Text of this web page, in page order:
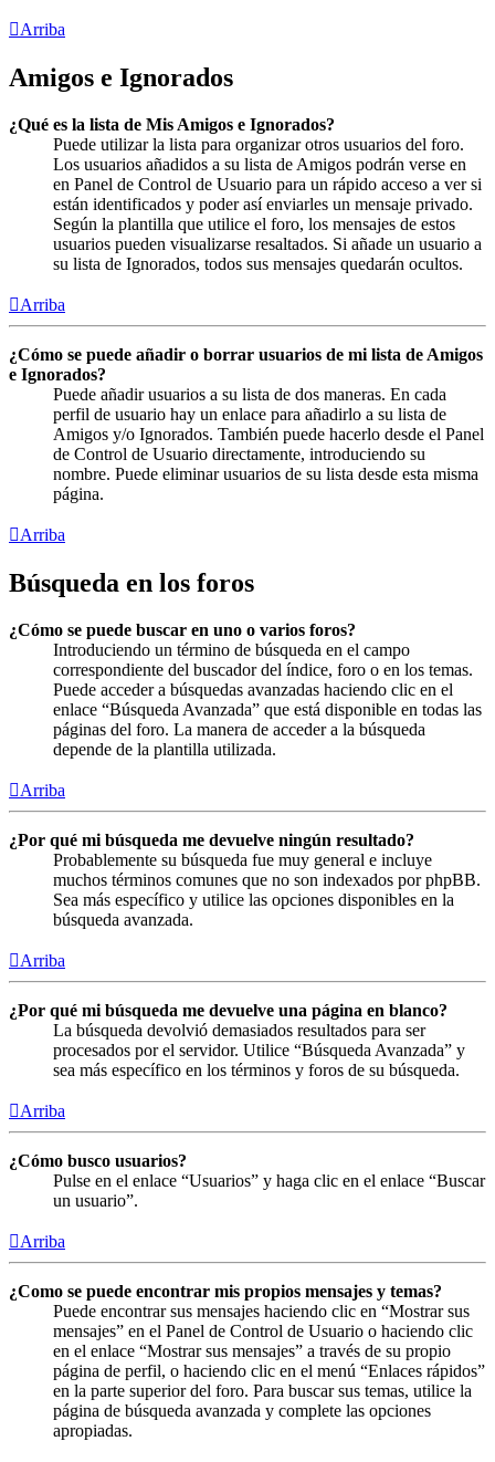
Arriba
Amigos e Ignorados
¿Qué es la lista de Mis Amigos e Ignorados?
Puede utilizar la lista para organizar otros usuarios del foro.
Los usuarios añadidos a su lista de Amigos podrán verse en
en Panel de Control de Usuario para un rápido acceso a ver si
están identificados y poder así enviarles un mensaje privado.
Según la plantilla que utilice el foro, los mensajes de estos
usuarios pueden visualizarse resaltados. Si añade un usuario a
su lista de Ignorados, todos sus mensajes quedarán ocultos.
Arriba
¿Cómo se puede añadir o borrar usuarios de mi lista de Amigos
e Ignorados?
Puede añadir usuarios a su lista de dos maneras. En cada
perfil de usuario hay un enlace para añadirlo a su lista de
Amigos y/o Ignorados. También puede hacerlo desde el Panel
de Control de Usuario directamente, introduciendo su
nombre. Puede eliminar usuarios de su lista desde esta misma
página.
Arriba
Búsqueda en los foros
¿Cómo se puede buscar en uno o varios foros?
Introduciendo un término de búsqueda en el campo
correspondiente del buscador del índice, foro o en los temas.
Puede acceder a búsquedas avanzadas haciendo clic en el
enlace “Búsqueda Avanzada” que está disponible en todas las
páginas del foro. La manera de acceder a la búsqueda
depende de la plantilla utilizada.
Arriba
¿Por qué mi búsqueda me devuelve ningún resultado?
Probablemente su búsqueda fue muy general e incluye
muchos términos comunes que no son indexados por phpBB.
Sea más específico y utilice las opciones disponibles en la
búsqueda avanzada.
Arriba
¿Por qué mi búsqueda me devuelve una página en blanco?
La búsqueda devolvió demasiados resultados para ser
procesados por el servidor. Utilice “Búsqueda Avanzada” y
sea más específico en los términos y foros de su búsqueda.
Arriba
¿Cómo busco usuarios?
Pulse en el enlace “Usuarios” y haga clic en el enlace “Buscar
un usuario”.
Arriba
¿Como se puede encontrar mis propios mensajes y temas?
Puede encontrar sus mensajes haciendo clic en “Mostrar sus
mensajes” en el Panel de Control de Usuario o haciendo clic
en el enlace “Mostrar sus mensajes” a través de su propio
página de perfil, o haciendo clic en el menú “Enlaces rápidos”
en la parte superior del foro. Para buscar sus temas, utilice la
página de búsqueda avanzada y complete las opciones
apropiadas.